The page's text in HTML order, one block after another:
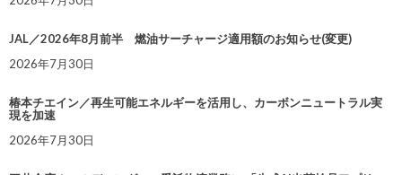
JAL／2026年8月前半 燃油サーチャージ適用額のお知らせ(変更)
2026年7月30日
椿本チエイン／再生可能エネルギーを活用し、カーボンニュートラル実
現を加速
2026年7月30日